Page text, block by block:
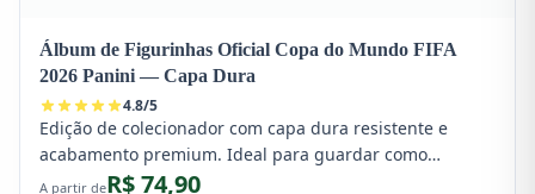
Álbum de Figurinhas Oficial Copa do Mundo FIFA
2026 Panini — Capa Dura
4.8/5
Edição de colecionador com capa dura resistente e
acabamento premium. Ideal para guardar como
recordação histórica da Copa do Mundo FIFA 2026,
A partir deR$ 74,90